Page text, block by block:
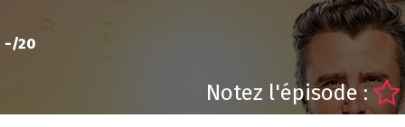
-/20
Notez l'épisode :